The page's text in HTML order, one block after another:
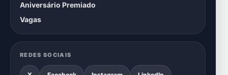
Aniversário Premiado
Vagas
REDES SOCIAIS